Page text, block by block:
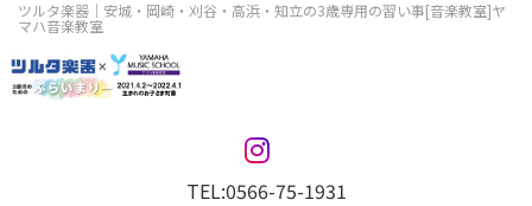
ツルタ楽器｜安城・岡崎・刈谷・高浜・知立の3歳専用の習い事[音楽教室]ヤ
マハ音楽教室
TEL:0566-75-1931